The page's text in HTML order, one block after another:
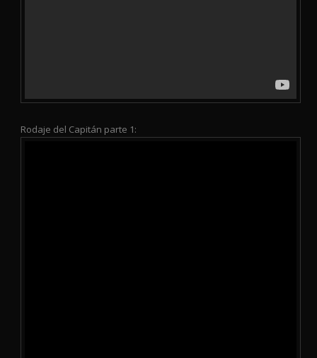
Rodaje del Capitán parte 1: